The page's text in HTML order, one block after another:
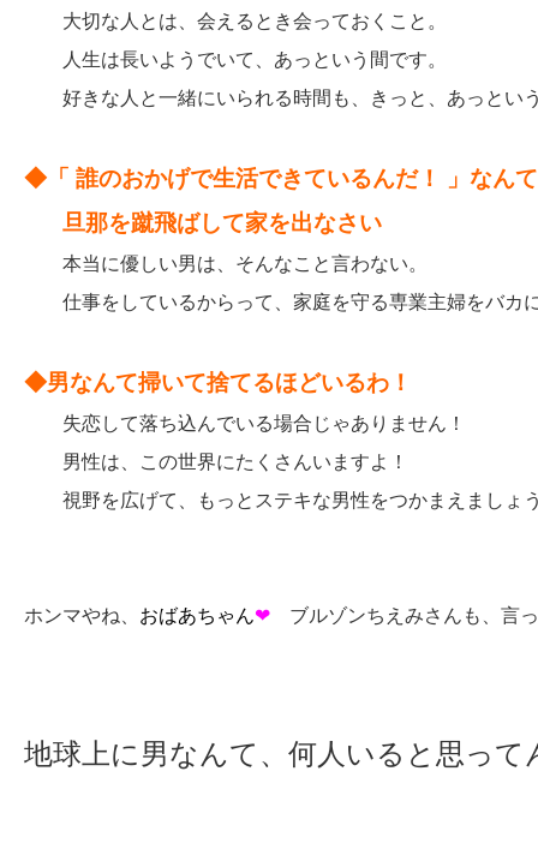
大切な人とは、会えるとき会っておくこと。
人生は長いようでいて、あっという間です。
好きな人と一緒にいられる時間も、きっと、あっとい
◆「 誰のおかげで生活できているんだ！ 」なん
旦那を蹴飛ばして家を出なさい
本当に優しい男は、そんなこと言わない。
仕事をしているからって、家庭を守る専業主婦をバカ
◆男なんて掃いて捨てるほどいるわ！
失恋して落ち込んでいる場合じゃありません！
男性は、この世界にたくさんいますよ！
視野を広げて、もっとステキな男性をつかまえましょ
ホンマやね、 おばあちゃん❤ ブルゾンちえみさんも、
地球上に男なんて、何人いると思っ